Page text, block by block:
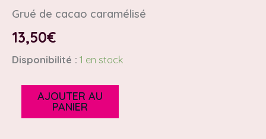
Grué de cacao caramélisé
13,50€
Disponibilité : 1 en stock
AJOUTER AU
PANIER